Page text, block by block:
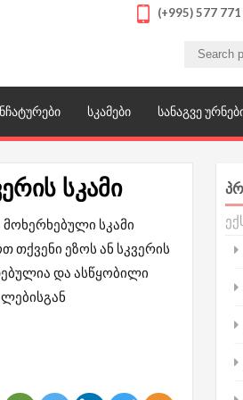
(+995) 577
და შეიძინეთ სპორტული
გარანტიით
ᲡᲙᲐᲛᲔᲑᲘ ᲡᲐᲜᲐᲒᲕᲔ
სკამი
სკამი
თქვენი ეზოს ან სკვერის
და ასწყობილი